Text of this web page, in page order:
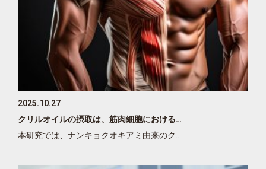
2025.10.27
クリルオイルの摂取は、筋肉細胞における…
本研究では、ナンキョクオキアミ由来のク…